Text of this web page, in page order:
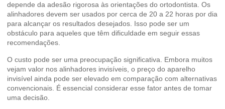
depende da adesão rigorosa às orientações do ortodontista. Os
alinhadores devem ser usados por cerca de 20 a 22 horas por dia
para alcançar os resultados desejados. Isso pode ser um
obstáculo para aqueles que têm dificuldade em seguir essas
recomendações.
O custo pode ser uma preocupação significativa. Embora muitos
vejam valor nos alinhadores invisíveis, o preço do aparelho
invisível ainda pode ser elevado em comparação com alternativas
convencionais. É essencial considerar esse fator antes de tomar
uma decisão.